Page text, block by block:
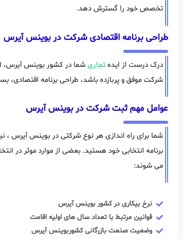
تخصص خود را گسترش دهد.
طراحی برنامه اقتصادی شرکت در بوينس آيرس
درک درست از ایدهتجاریشما در کشور بوينس
شرکت موفق و پربازده باشد، طراحی برنامه اقتصادی،
عوامل مهم ثبت شرکت در بوينس آيرس
شما برای راه اندازی هر نوع شرکتی در بوينس آيرس ،
برنامه انتخابی خود هستید. بعضی از موارد موثر در
می شوند:
نرخ بیکاری در کشور بوينس آيرس
قوانین مرتبط با تعداد سال های اولیه اقامت
وضعیت صنعت بازرگانی کشوربوينس آيرس